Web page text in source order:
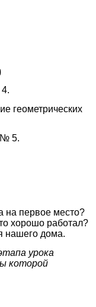
5.
на первое место?
хорошо работал?
нашего дома.
урока
которой